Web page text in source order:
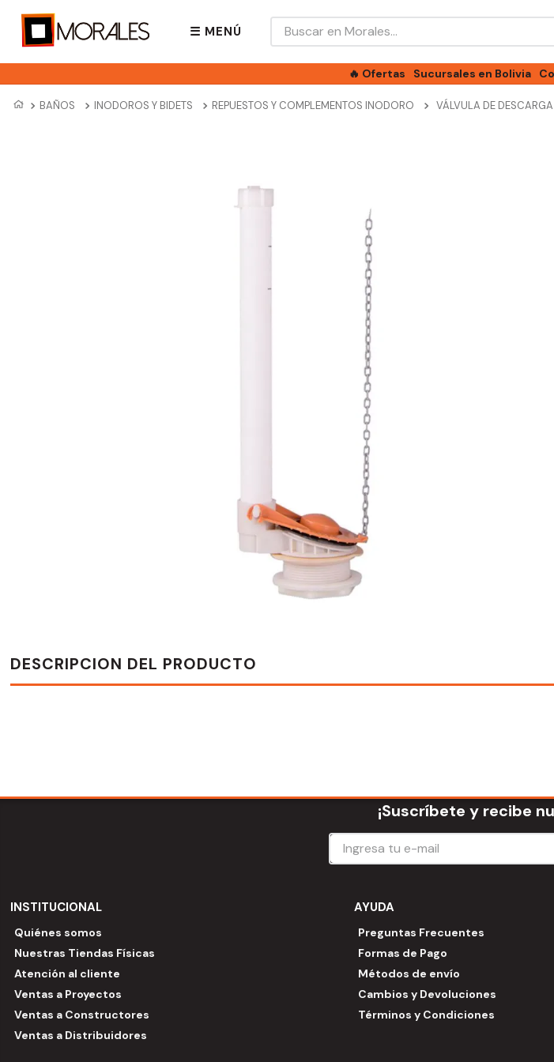
☰ MENÚ
Buscar en Morales...
🔥 Ofertas Sucursales en Bolivia
BAÑOS INODOROS Y BIDETS REPUESTOS Y COMPLEMENTOS INODORO VÁLVULA DE
DESCRIPCION DEL PRODUCTO
¡Suscríbete y recibe
INSTITUCIONAL
Quiénes somos
Nuestras Tiendas Físicas
Atención al cliente
Ventas a Proyectos
Ventas a Constructores
Ventas a Distribuidores
AYUDA
Preguntas Frecuentes
Formas de Pago
Métodos de envío
Cambios y Devoluciones
Términos y Condiciones